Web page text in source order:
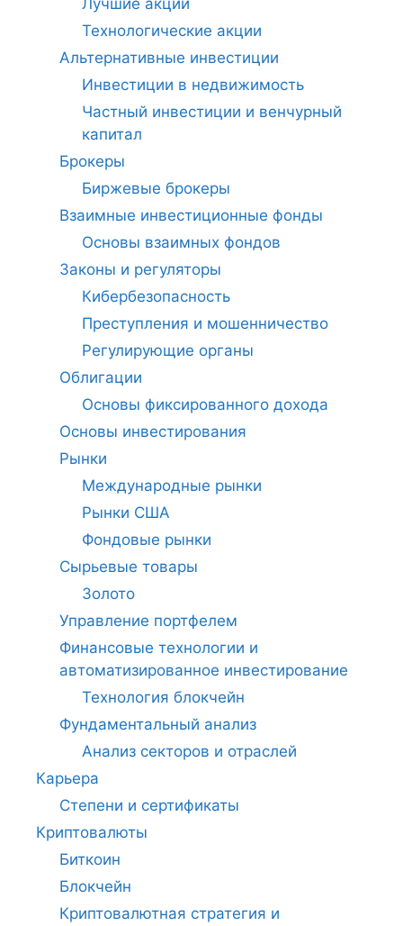
Лучшие акции
Технологические акции
Альтернативные инвестиции
Инвестиции в недвижимость
Частный инвестиции и венчурный
капитал
Брокеры
Биржевые брокеры
Взаимные инвестиционные фонды
Основы взаимных фондов
Законы и регуляторы
Кибербезопасность
Преступления и мошенничество
Регулирующие органы
Облигации
Основы фиксированного дохода
Основы инвестирования
Рынки
Международные рынки
Рынки США
Фондовые рынки
Сырьевые товары
Золото
Управление портфелем
Финансовые технологии и
автоматизированное инвестирование
Технология блокчейн
Фундаментальный анализ
Анализ секторов и отраслей
Карьера
Степени и сертификаты
Криптовалюты
Биткоин
Блокчейн
Криптовалютная стратегия и